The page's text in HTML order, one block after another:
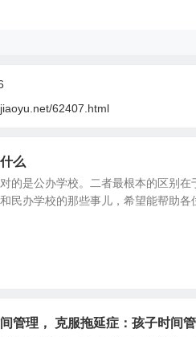
62407.html
么
的是公办学校。二者最根本的区别
民办学校的那些事儿，希望能帮助各
管理， 克服拖延症：孩子时间